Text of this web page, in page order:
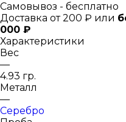
Самовывоз - бесплатно
Доставка от 200 ₽ или
000 ₽
Характеристики
Вес
—
4.93 гр.
Металл
—
Серебро